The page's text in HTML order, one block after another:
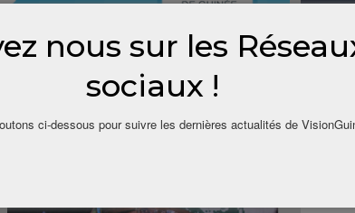
édition du défilé de mode ‘’Guèssè’’
des stylistes, modélistes et
à plus d’implication pour
nous sur les
sociaux !
ci-dessous pour suivre les dernières actualités de